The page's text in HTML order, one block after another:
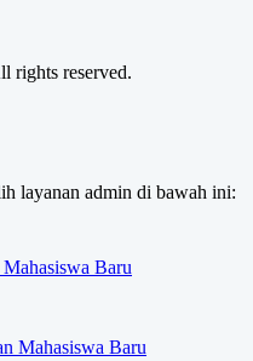
rights reserved.
layanan admin di bawah ini:
Baru
Mahasiswa Baru